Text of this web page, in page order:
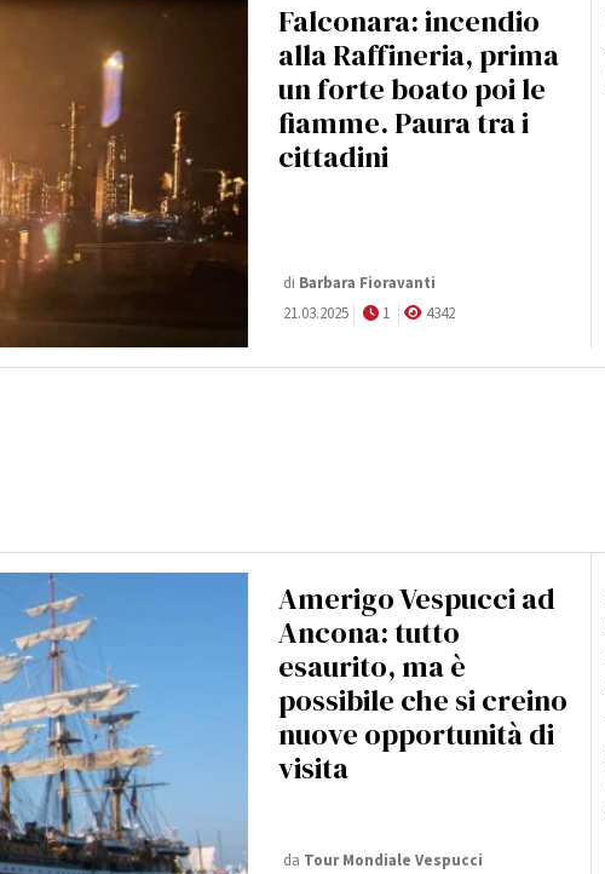
Falconara: incendio
alla Raffineria, prima
un forte boato poi le
fiamme. Paura tra i
cittadini
di Barbara Fioravanti
21.03.2025
1 4342
Amerigo Vespucci ad
Ancona: tutto
esaurito, ma è
possibile che si creino
nuove opportunità di
visita
da Tour Mondiale Vespucci